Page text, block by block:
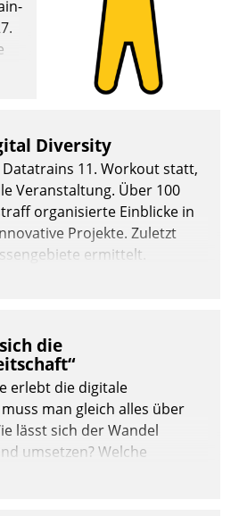
Diversity
11. Workout statt,
Veranstaltung. Über 100
organisierte Einblicke in
Projekte. Zuletzt
ermittelt.
die
erlebt die digitale
man gleich alles über
lässt sich der Wandel
umsetzen? Welche